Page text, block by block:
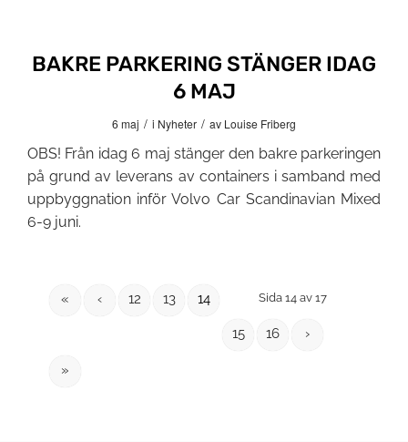
BAKRE PARKERING STÄNGER IDAG
6 MAJ
6 maj / i Nyheter / av Louise Friberg
OBS! Från idag 6 maj stänger den bakre parkeringen
på grund av leverans av containers i samband med
uppbyggnation inför Volvo Car Scandinavian Mixed
6-9 juni.
Sida 14 av 17
« ‹ 12 13 14
15 16 ›
»